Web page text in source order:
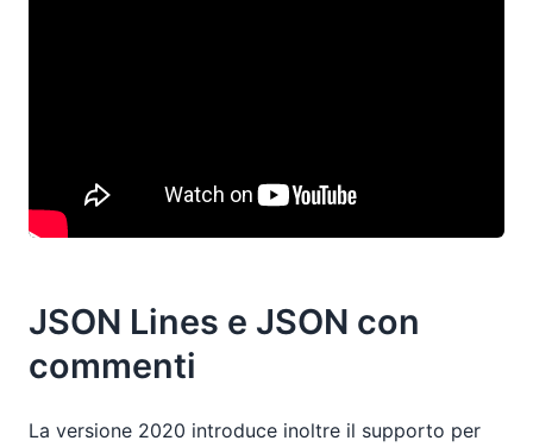
JSON Lines e JSON con
commenti
La versione 2020 introduce inoltre il supporto per